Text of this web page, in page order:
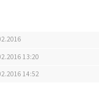
13:20
14:52